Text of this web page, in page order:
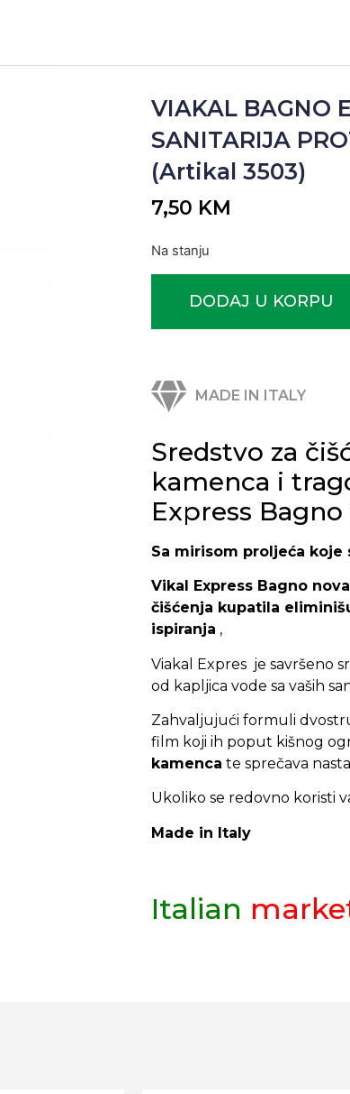
VIAKAL BAGNO
SANITARIJA
(Artikal 3503)
7,50 KM
Na stanju
DODAJ U KORPU
MADE IN ITALY
Sredstvo za
kamenca i
Express
Sa mirisom proljeća koje
Vikal Express Bagno nova
čišćenja kupatila
ispiranja ,
Viakal Expres je savršeno
od kapljica vode sa vaših
Zahvaljujući formuli
film koji ih poput kišnog
kamenca te sprečava
Ukoliko se redovno koristi
Made in Italy
Italian